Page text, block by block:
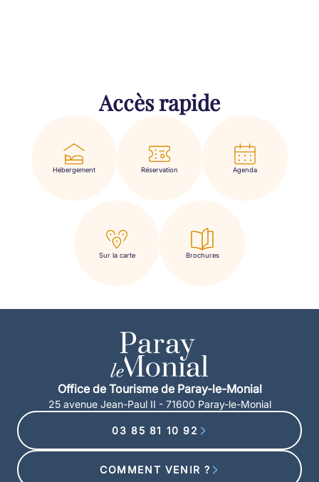
Accès rapide
Hébergement Réservation Agenda
Sur la carte Brochures
Office de Tourisme de Paray-le-Monial
25 avenue Jean-Paul II - 71600 Paray-le-Monial
03 85 81 10 92
COMMENT VENIR ?